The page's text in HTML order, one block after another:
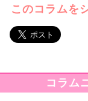
このコラムを
コラム